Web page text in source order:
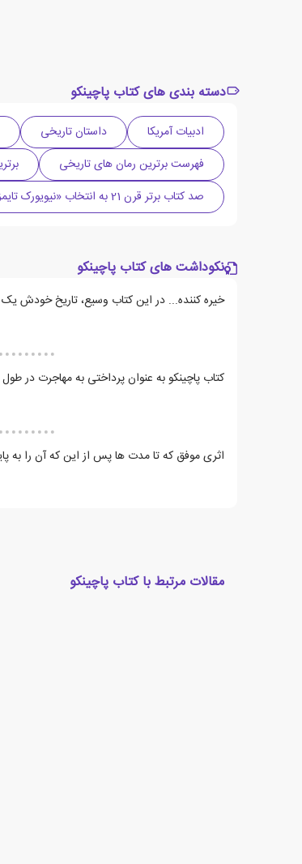
دسته بندی های کتاب پاچینکو
ادبیات آمریکا داستان تاریخی
فهرست برترین رمان های تاریخی
برترین
صد کتاب برتر قرن 21 به انتخاب «نیویورک تایمز»
نکوداشت های کتاب پاچینکو
خیره کننده... در این کتاب وسیع، تاریخ خودش یک
کتاب پاچینکو به عنوان پرداختی به مهاجرت در
اثری موفق که تا مدت ها پس از این که آن را به
مقالات مرتبط با کتاب پاچینکو